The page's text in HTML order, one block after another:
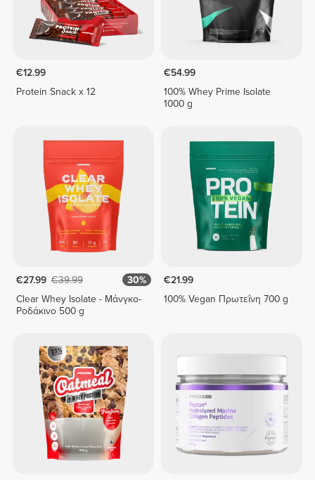
€12.99
Protein Snack x 12
€54.99
100% Whey Prime Isolate
1000 g
€27.99 €39.99
30%
Clear Whey Isolate - Μάνγκο-
Ροδάκινο 500 g
€21.99
100% Vegan Πρωτεΐνη 700 g